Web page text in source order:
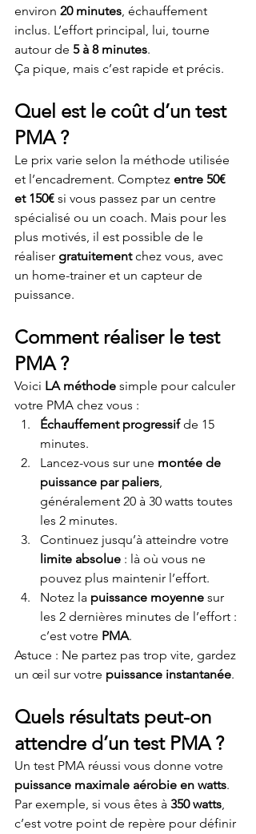
environ 20 minutes, échauffement
inclus. L’effort principal, lui, tourne
autour de 5 à 8 minutes.
Ça pique, mais c’est rapide et précis.
Quel est le coût d’un test
PMA ?
Le prix varie selon la méthode utilisée
et l’encadrement. Comptez entre 50€
et 150€ si vous passez par un centre
spécialisé ou un coach. Mais pour les
plus motivés, il est possible de le
réaliser gratuitement chez vous, avec
un home-trainer et un capteur de
puissance.
Comment réaliser le test
PMA ?
Voici LA méthode simple pour calculer
votre PMA chez vous :
Échauffement progressif de 15
minutes.
Lancez-vous sur une montée de
puissance par paliers,
généralement 20 à 30 watts toutes
les 2 minutes.
Continuez jusqu’à atteindre votre
limite absolue : là où vous ne
pouvez plus maintenir l’effort.
Notez la puissance moyenne sur
les 2 dernières minutes de l’effort :
c’est votre PMA.
Astuce : Ne partez pas trop vite, gardez
un œil sur votre puissance instantanée.
Quels résultats peut-on
attendre d’un test PMA ?
Un test PMA réussi vous donne votre
puissance maximale aérobie en watts.
Par exemple, si vous êtes à 350 watts,
c’est votre point de repère pour définir